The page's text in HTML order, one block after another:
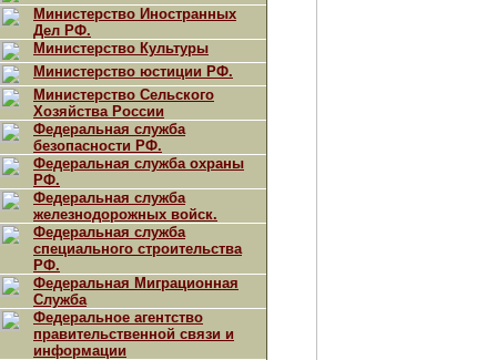
Министерство Иностранных
Дел РФ.
Министерство Культуры
Министерство юстиции РФ.
Министерство Сельского
Хозяйства России
Федеральная служба
безопасности РФ.
Федеральная служба охраны
РФ.
Федеральная служба
железнодорожных войск.
Федеральная служба
специального строительства
РФ.
Федеральная Миграционная
Служба
Федеральное агентство
правительственной связи и
информации